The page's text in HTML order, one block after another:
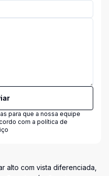
para que a nossa equipe
com a política de
alto com vista diferenciada,